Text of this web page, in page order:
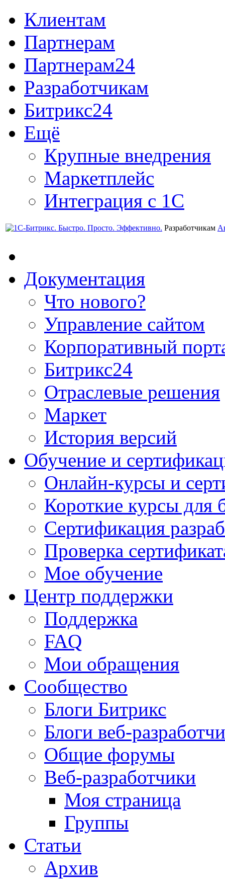
Клиентам
Партнерам
Партнерам24
Разработчикам
Битрикс24
Ещё
Крупные внедрения
Маркетплейс
Интеграция с 1С
Разработчикам
Документация
Что нового?
Управление сайтом
Корпоративный
Битрикс24
Отраслевые решения
Маркет
История версий
Обучение и
Онлайн-курсы и
Короткие курсы для
Сертификация
Проверка
Мое обучение
Центр поддержки
Поддержка
FAQ
Мои обращения
Сообщество
Блоги Битрикс
Блоги веб-
Общие форумы
Веб-разработчики
Моя страница
Группы
Статьи
Архив